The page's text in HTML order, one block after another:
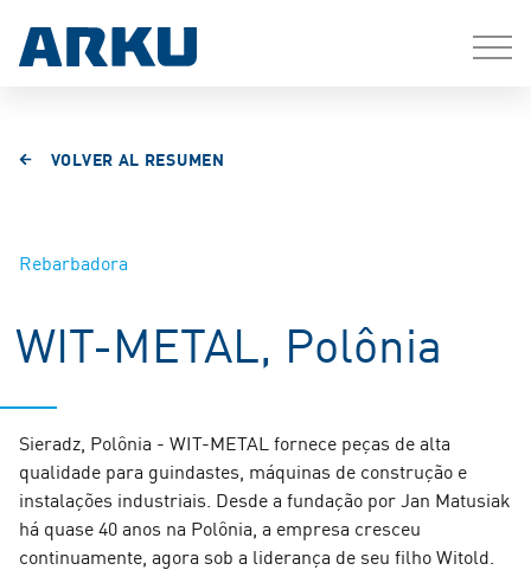
VOLVER AL RESUMEN
Rebarbadora
WIT-METAL, Polônia
Sieradz, Polônia - WIT-METAL fornece peças de alta
qualidade para guindastes, máquinas de construção e
instalações industriais. Desde a fundação por Jan Matusiak
há quase 40 anos na Polônia, a empresa cresceu
continuamente, agora sob a liderança de seu filho Witold.